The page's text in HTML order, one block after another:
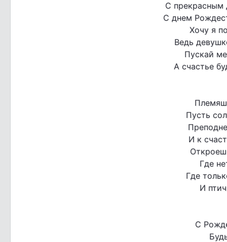
С прекрасным
С днем
Хочу я
Ведь
Пускай
А счастье
Пусть
И к
Где
Где
И
С